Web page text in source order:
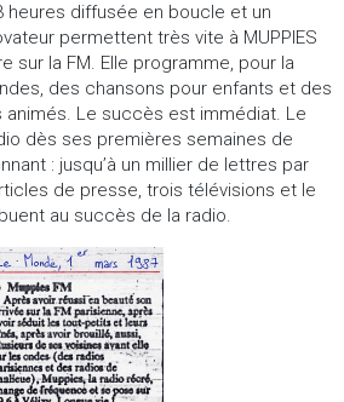
heures diffusée en boucle et un
permettent très vite à MUPPIES
sur la FM. Elle programme, pour la
des chansons pour enfants et des
Le succès est immédiat. Le
dès ses premières semaines de
: jusqu’à un millier de lettres par
de presse, trois télévisions et le
au succès de la radio.